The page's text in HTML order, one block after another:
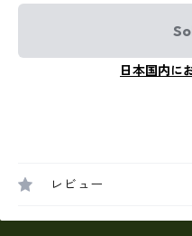
日本国内に
レビュー